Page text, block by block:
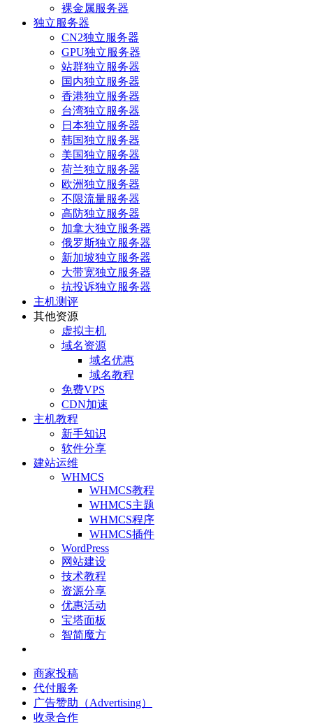
裸金属服务器
独立服务器
CN2独立服务器
GPU独立服务器
站群独立服务器
国内独立服务器
香港独立服务器
台湾独立服务器
日本独立服务器
韩国独立服务器
美国独立服务器
荷兰独立服务器
欧洲独立服务器
不限流量服务器
高防独立服务器
加拿大独立服务器
俄罗斯独立服务器
新加坡独立服务器
大带宽独立服务器
抗投诉独立服务器
主机测评
其他资源
虚拟主机
域名资源
域名优惠
域名教程
免费VPS
CDN加速
主机教程
新手知识
软件分享
建站运维
WHMCS
WHMCS教程
WHMCS主题
WHMCS程序
WHMCS插件
WordPress
网站建设
技术教程
资源分享
优惠活动
宝塔面板
智简魔方
商家投稿
代付服务
广告赞助（Advertising）
收录合作